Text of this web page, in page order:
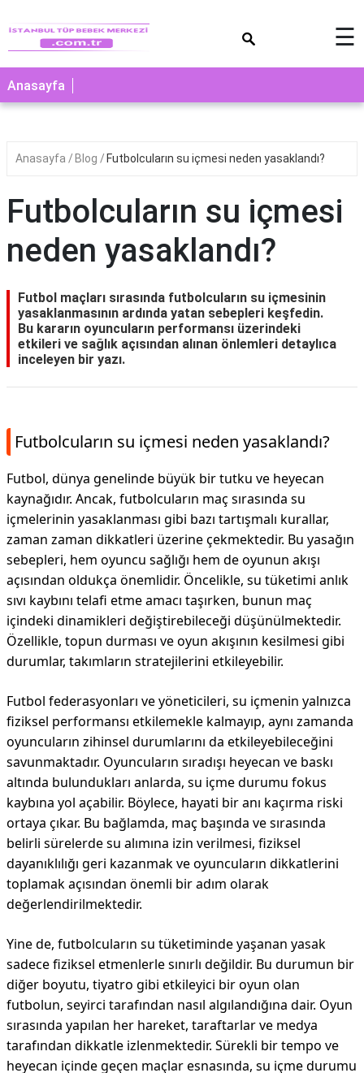
☰
Anasayfa
Anasayfa Blog Futbolcuların su içmesi neden yasaklandı?
Futbolcuların su içmesi
neden yasaklandı?
Futbol maçları sırasında futbolcuların su içmesinin
yasaklanmasının ardında yatan sebepleri keşfedin.
Bu kararın oyuncuların performansı üzerindeki
etkileri ve sağlık açısından alınan önlemleri detaylıca
inceleyen bir yazı.
Futbolcuların su içmesi neden yasaklandı?
Futbol, dünya genelinde büyük bir tutku ve heyecan
kaynağıdır. Ancak, futbolcuların maç sırasında su
içmelerinin yasaklanması gibi bazı tartışmalı kurallar,
zaman zaman dikkatleri üzerine çekmektedir. Bu yasağın
sebepleri, hem oyuncu sağlığı hem de oyunun akışı
açısından oldukça önemlidir. Öncelikle, su tüketimi anlık
sıvı kaybını telafi etme amacı taşırken, bunun maç
içindeki dinamikleri değiştirebileceği düşünülmektedir.
Özellikle, topun durması ve oyun akışının kesilmesi gibi
durumlar, takımların stratejilerini etkileyebilir.
Futbol federasyonları ve yöneticileri, su içmenin yalnızca
fiziksel performansı etkilemekle kalmayıp, aynı zamanda
oyuncuların zihinsel durumlarını da etkileyebileceğini
savunmaktadır. Oyuncuların sıradışı heyecan ve baskı
altında bulundukları anlarda, su içme durumu fokus
kaybına yol açabilir. Böylece, hayati bir anı kaçırma riski
ortaya çıkar. Bu bağlamda, maç başında ve sırasında
belirli sürelerde su alımına izin verilmesi, fiziksel
dayanıklılığı geri kazanmak ve oyuncuların dikkatlerini
toplamak açısından önemli bir adım olarak
değerlendirilmektedir.
Yine de, futbolcuların su tüketiminde yaşanan yasak
sadece fiziksel etmenlerle sınırlı değildir. Bu durumun bir
diğer boyutu, tiyatro gibi etkileyici bir oyun olan
futbolun, seyirci tarafından nasıl algılandığına dair. Oyun
sırasında yapılan her hareket, taraftarlar ve medya
tarafından dikkatle izlenmektedir. Sürekli bir tempo ve
heyecan içinde geçen maçlar esnasında, su içme durumu